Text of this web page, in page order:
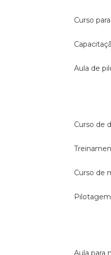
curso
aula de
curso de
curso de
aula